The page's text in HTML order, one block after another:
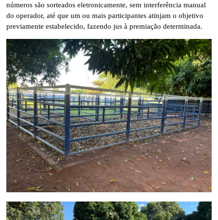
números são sorteados eletronicamente, sem interferência manual
do operador, até que um ou mais participantes atinjam o objetivo
previamente estabelecido, fazendo jus à premiação determinada.